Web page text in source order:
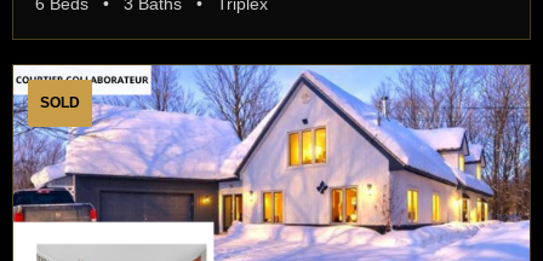
SOLD